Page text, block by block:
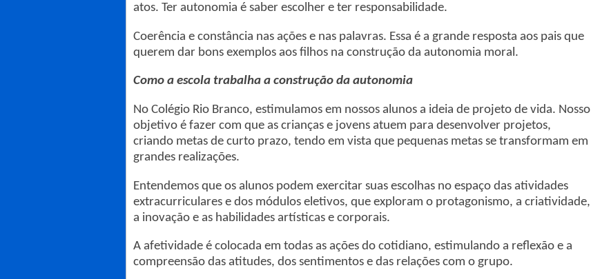
atos. Ter autonomia é saber escolher e ter responsabilidade.
Coerência e constância nas ações e nas palavras. Essa é a grande resposta aos pais que
querem dar bons exemplos aos filhos na construção da autonomia moral.
Como a escola trabalha a construção da autonomia
No Colégio Rio Branco, estimulamos em nossos alunos a ideia de projeto de vida. Nosso
objetivo é fazer com que as crianças e jovens atuem para desenvolver projetos,
criando metas de curto prazo, tendo em vista que pequenas metas se transformam em
grandes realizações.
Entendemos que os alunos podem exercitar suas escolhas no espaço das atividades
extracurriculares e dos módulos eletivos, que exploram o protagonismo, a criatividade,
a inovação e as habilidades artísticas e corporais.
A afetividade é colocada em todas as ações do cotidiano, estimulando a reflexão e a
compreensão das atitudes, dos sentimentos e das relações com o grupo.